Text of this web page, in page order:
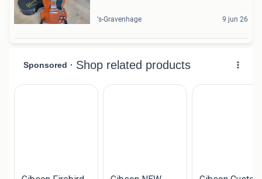
's-Gravenhage 9 jun 26